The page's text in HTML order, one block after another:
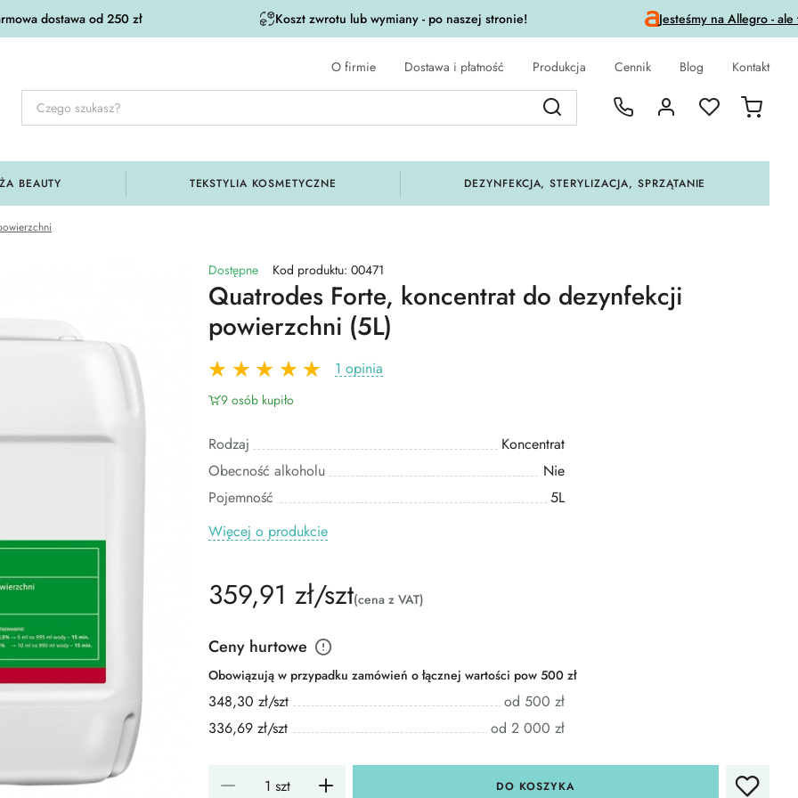
dostawa od 250 zł Koszt zwrotu lub wymiany - po naszej stronie! Jesteśmy na Allegro -
O firmie Dostawa i płatność Produkcja Cennik Blog Kontakt
BEAUTY TEKSTYLIA KOSMETYCZNE DEZYNFEKCJA, STERYLIZACJA, SPRZĄTANIE
Dostępne Kod produktu: 00471
Quatrodes Forte, koncentrat do dezynfekcji
powierzchni (5L)
1 opinia
9 osób kupiło
Rodzaj
Koncentrat
Obecność alkoholu
Nie
Pojemność
5L
Więcej o produkcie
359,91 zł/szt(cena z VAT)
Ceny hurtowe
Obowiązują w przypadku zamówień o łącznej wartości pow 500 zł
348,30 zł/szt
od 500 zł
336,69 zł/szt
od 2 000 zł
DO KOSZYKA